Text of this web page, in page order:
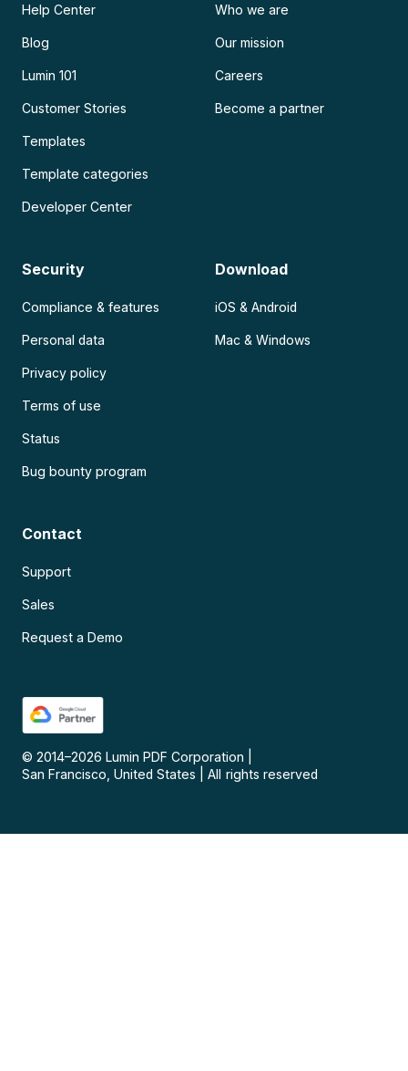
Help Center
Blog
Lumin 101
Customer Stories
Templates
Template categories
Developer Center
Who we are
Our mission
Careers
Become a partner
Security
Compliance & features
Personal data
Privacy policy
Terms of use
Status
Bug bounty program
Download
iOS & Android
Mac & Windows
Contact
Support
Sales
Request a Demo
© 2014–2026 Lumin PDF Corporation
San Francisco, United States
All rights reserved